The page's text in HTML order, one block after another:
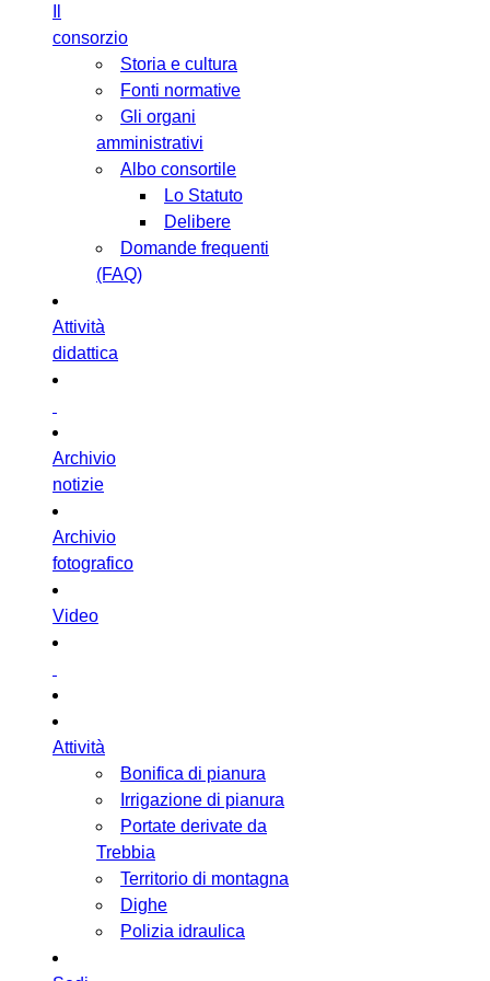
consorzio
Storia e cultura
Fonti normative
Gli organi
amministrativi
Albo consortile
Lo Statuto
Delibere
Domande frequenti
(FAQ)
Attività
didattica
Archivio
notizie
Archivio
fotografico
Video
Attività
Bonifica di pianura
Irrigazione di pianura
Portate derivate da
Trebbia
Territorio di montagna
Dighe
Polizia idraulica